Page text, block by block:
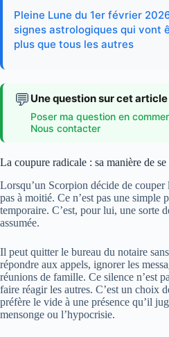
Pleine Lune du 1er février
signes astrologiques qui vont
plus que tous les autres
💬 Une question sur cet article
Poser ma question en
Nous contacter
La coupure radicale : sa manière de
Lorsqu’un Scorpion décide de
pas à moitié. Ce n’est pas une simple
temporaire. C’est, pour lui, une sorte
assumée.
Il peut quitter le bureau du notaire
répondre aux appels, ignorer les
réunions de famille. Ce silence n’est
faire réagir les autres. C’est un choix
préfère le vide à une présence qu’il
mensonge ou l’hypocrisie.